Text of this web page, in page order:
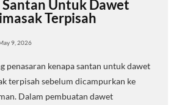
Santan Untuk Dawet
Terpisah
9, 2026
penasaran kenapa santan untuk dawet
terpisah sebelum dicampurkan ke
Dalam pembuatan dawet